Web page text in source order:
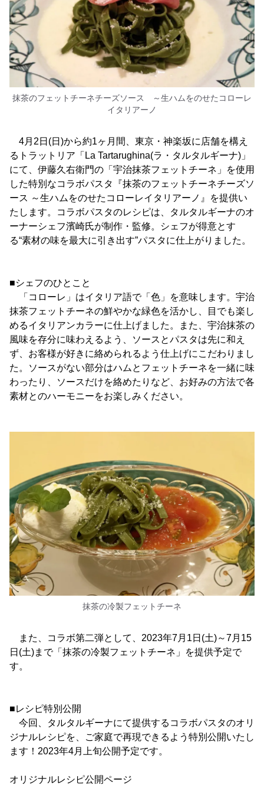
抹茶のフェットチーネチーズソース ～生ハムをのせたコローレ
イタリアーノ
4月2日(日)から約1ヶ月間、東京・神楽坂に店舗を構え
るトラットリア「La Tartarughina(ラ・タルタルギーナ)」
にて、伊藤久右衛門の「宇治抹茶フェットチーネ」を使用
した特別なコラボパスタ『抹茶のフェットチーネチーズソ
ース ～生ハムをのせたコローレイタリアーノ』を提供い
たします。コラボパスタのレシピは、タルタルギーナのオ
ーナーシェフ濱崎氏が制作・監修。シェフが得意とす
る“素材の味を最大に引き出す”パスタに仕上がりました。
■シェフのひとこと
「コローレ」はイタリア語で「色」を意味します。宇治
抹茶フェットチーネの鮮やかな緑色を活かし、目でも楽し
めるイタリアンカラーに仕上げました。また、宇治抹茶の
風味を存分に味わえるよう、ソースとパスタは先に和え
ず、お客様が好きに絡められるよう仕上げにこだわりまし
た。ソースがない部分はハムとフェットチーネを一緒に味
わったり、ソースだけを絡めたりなど、お好みの方法で各
素材とのハーモニーをお楽しみください。
抹茶の冷製フェットチーネ
また、コラボ第二弾として、2023年7月1日(土)～7月15
日(土)まで「抹茶の冷製フェットチーネ」を提供予定で
す。
■レシピ特別公開
今回、タルタルギーナにて提供するコラボパスタのオリ
ジナルレシピを、ご家庭で再現できるよう特別公開いたし
ます！2023年4月上旬公開予定です。
オリジナルレシピ公開ページ